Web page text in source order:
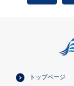
トップページ